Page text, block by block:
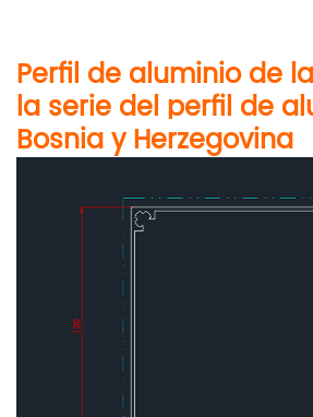
Perfil de aluminio de
la serie del perfil de
Bosnia y Herzegovina